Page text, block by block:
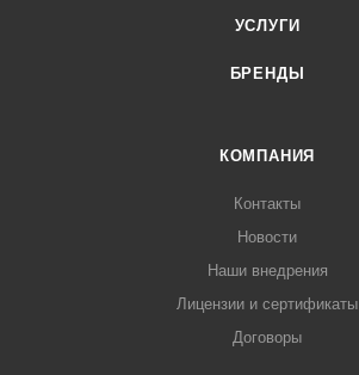
УСЛУГИ
БРЕНДЫ
КОМПАНИЯ
Контакты
Новости
Наши внедрения
Лицензии и сертификаты
Договоры